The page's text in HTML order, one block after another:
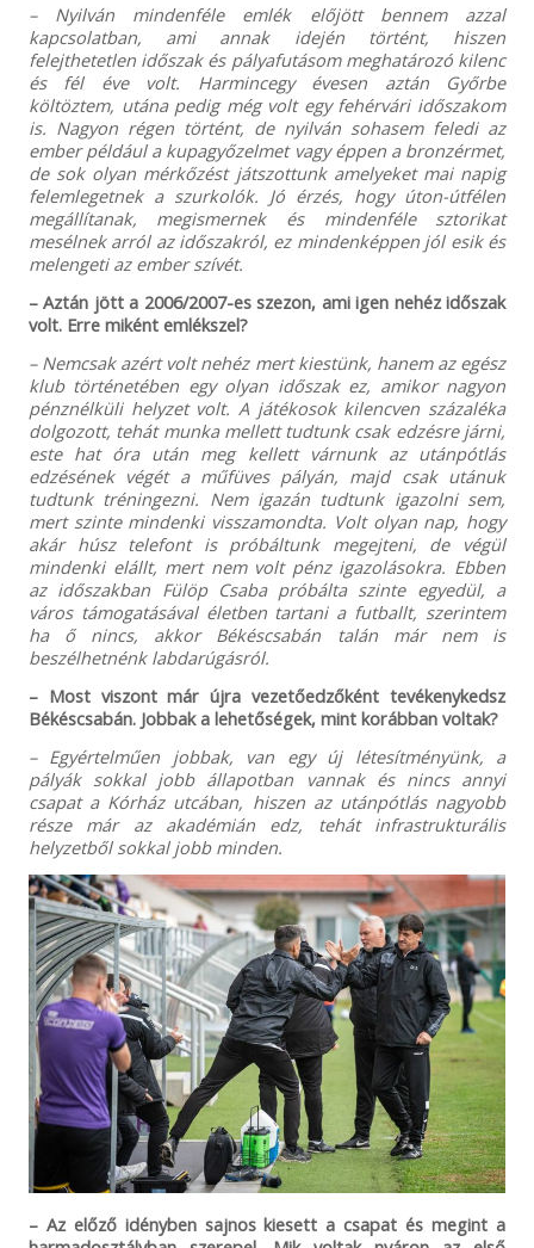
– Nyilván mindenféle emlék előjött bennem azzal
kapcsolatban, ami annak idején történt, hiszen
felejthetetlen időszak és pályafutásom meghatározó kilenc
és fél éve volt. Harmincegy évesen aztán Győrbe
költöztem, utána pedig még volt egy fehérvári időszakom
is. Nagyon régen történt, de nyilván sohasem feledi az
ember például a kupagyőzelmet vagy éppen a bronzérmet,
de sok olyan mérkőzést játszottunk amelyeket mai napig
felemlegetnek a szurkolók. Jó érzés, hogy úton-útfélen
megállítanak, megismernek és mindenféle sztorikat
mesélnek arról az időszakról, ez mindenképpen jól esik és
melengeti az ember szívét.
– Aztán jött a 2006/2007-es szezon, ami igen nehéz időszak
volt. Erre miként emlékszel?
– Nemcsak azért volt nehéz mert kiestünk, hanem az egész
klub történetében egy olyan időszak ez, amikor nagyon
pénznélküli helyzet volt. A játékosok kilencven százaléka
dolgozott, tehát munka mellett tudtunk csak edzésre járni,
este hat óra után meg kellett várnunk az utánpótlás
edzésének végét a műfüves pályán, majd csak utánuk
tudtunk tréningezni. Nem igazán tudtunk igazolni sem,
mert szinte mindenki visszamondta. Volt olyan nap, hogy
akár húsz telefont is próbáltunk megejteni, de végül
mindenki elállt, mert nem volt pénz igazolásokra. Ebben
az időszakban Fülöp Csaba próbálta szinte egyedül, a
város támogatásával életben tartani a futballt, szerintem
ha ő nincs, akkor Békéscsabán talán már nem is
beszélhetnénk labdarúgásról.
– Most viszont már újra vezetőedzőként tevékenykedsz
Békéscsabán. Jobbak a lehetőségek, mint korábban voltak?
– Egyértelműen jobbak, van egy új létesítményünk, a
pályák sokkal jobb állapotban vannak és nincs annyi
csapat a Kórház utcában, hiszen az utánpótlás nagyobb
része már az akadémián edz, tehát infrastrukturális
helyzetből sokkal jobb minden.
– Az előző idényben sajnos kiesett a csapat és megint a